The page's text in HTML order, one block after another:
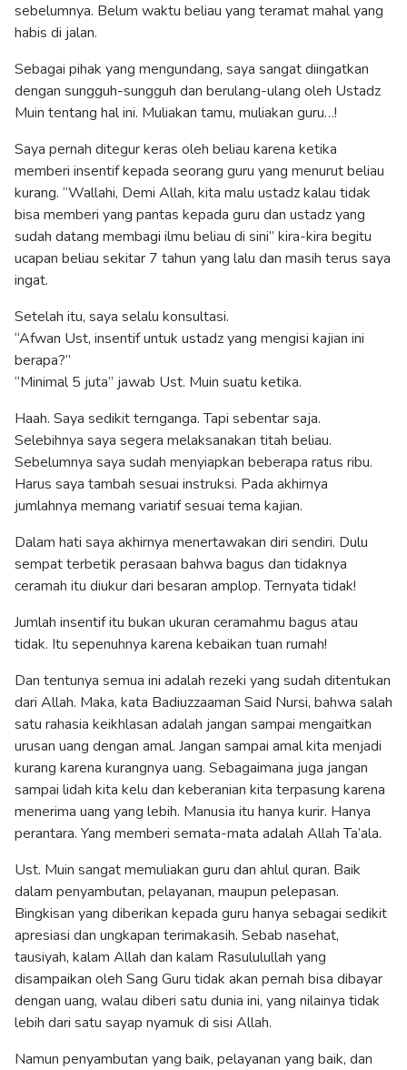
sebelumnya. Belum waktu beliau yang teramat mahal yang
habis di jalan.
Sebagai pihak yang mengundang, saya sangat diingatkan
dengan sungguh-sungguh dan berulang-ulang oleh Ustadz
Muin tentang hal ini. Muliakan tamu, muliakan guru…!
Saya pernah ditegur keras oleh beliau karena ketika
memberi insentif kepada seorang guru yang menurut beliau
kurang. “Wallahi, Demi Allah, kita malu ustadz kalau tidak
bisa memberi yang pantas kepada guru dan ustadz yang
sudah datang membagi ilmu beliau di sini” kira-kira begitu
ucapan beliau sekitar 7 tahun yang lalu dan masih terus saya
ingat.
Setelah itu, saya selalu konsultasi.
“Afwan Ust, insentif untuk ustadz yang mengisi kajian ini
berapa?”
“Minimal 5 juta” jawab Ust. Muin suatu ketika.
Haah. Saya sedikit ternganga. Tapi sebentar saja.
Selebihnya saya segera melaksanakan titah beliau.
Sebelumnya saya sudah menyiapkan beberapa ratus ribu.
Harus saya tambah sesuai instruksi. Pada akhirnya
jumlahnya memang variatif sesuai tema kajian.
Dalam hati saya akhirnya menertawakan diri sendiri. Dulu
sempat terbetik perasaan bahwa bagus dan tidaknya
ceramah itu diukur dari besaran amplop. Ternyata tidak!
Jumlah insentif itu bukan ukuran ceramahmu bagus atau
tidak. Itu sepenuhnya karena kebaikan tuan rumah!
Dan tentunya semua ini adalah rezeki yang sudah ditentukan
dari Allah. Maka, kata Badiuzzaaman Said Nursi, bahwa salah
satu rahasia keikhlasan adalah jangan sampai mengaitkan
urusan uang dengan amal. Jangan sampai amal kita menjadi
kurang karena kurangnya uang. Sebagaimana juga jangan
sampai lidah kita kelu dan keberanian kita terpasung karena
menerima uang yang lebih. Manusia itu hanya kurir. Hanya
perantara. Yang memberi semata-mata adalah Allah Ta’ala.
Ust. Muin sangat memuliakan guru dan ahlul quran. Baik
dalam penyambutan, pelayanan, maupun pelepasan.
Bingkisan yang diberikan kepada guru hanya sebagai sedikit
apresiasi dan ungkapan terimakasih. Sebab nasehat,
tausiyah, kalam Allah dan kalam Rasululullah yang
disampaikan oleh Sang Guru tidak akan pernah bisa dibayar
dengan uang, walau diberi satu dunia ini, yang nilainya tidak
lebih dari satu sayap nyamuk di sisi Allah.
Namun penyambutan yang baik, pelayanan yang baik, dan